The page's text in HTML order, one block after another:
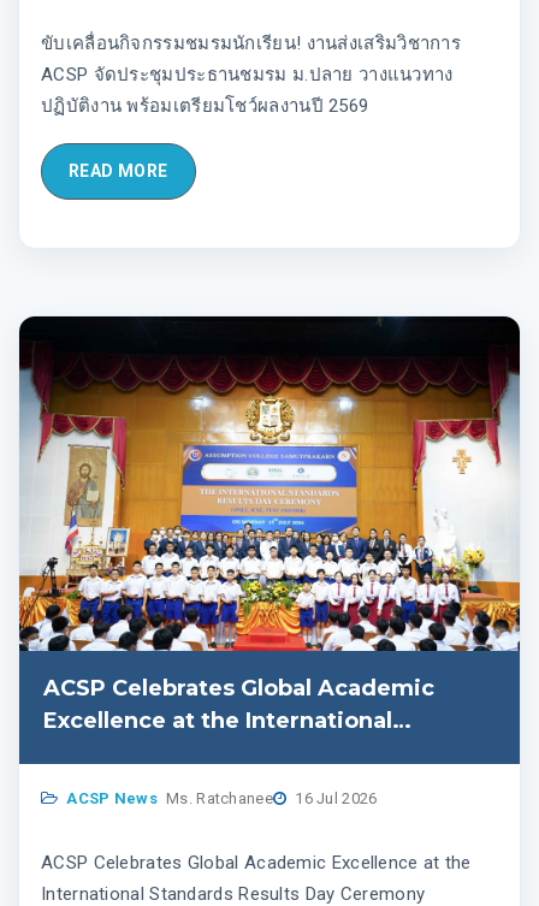
ขับเคลื่อนกิจกรรมชมรมนักเรียน! งานส่งเสริมวิชาการ
ACSP จัดประชุมประธานชมรม ม.ปลาย วางแนวทาง
ปฏิบัติงาน พร้อมเตรียมโชว์ผลงานปี 2569
READ MORE
ACSP Celebrates Global Academic
Excellence at the International
ACSP News Ms. Ratchanee 16 Jul 2026
ACSP Celebrates Global Academic Excellence at the
International Standards Results Day Ceremony